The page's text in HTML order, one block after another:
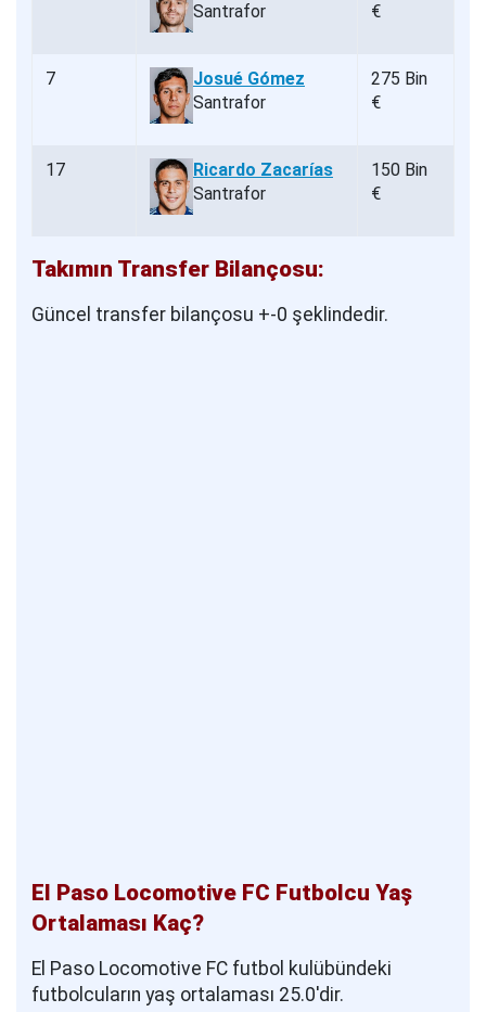
Santrafor
€
7
Josué Gómez
Santrafor
275 Bin
€
17
Ricardo Zacarías
Santrafor
150 Bin
€
Takımın Transfer Bilançosu:
Güncel transfer bilançosu +-0 şeklindedir.
El Paso Locomotive FC Futbolcu Yaş
Ortalaması Kaç?
El Paso Locomotive FC futbol kulübündeki
futbolcuların yaş ortalaması 25.0'dir.